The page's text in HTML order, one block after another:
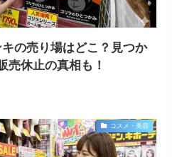
の売り場はどこ？見つか
売休止の真相も！
コスメ・美容